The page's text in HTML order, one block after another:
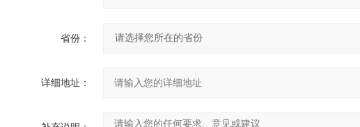
省份：
详细地址：